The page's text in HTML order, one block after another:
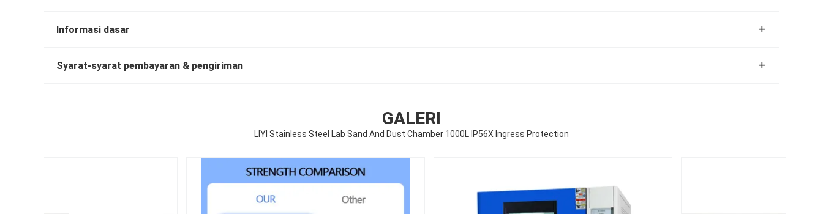
Informasi dasar
Syarat-syarat pembayaran & pengiriman
GALERI
LIYI Stainless Steel Lab Sand And Dust Chamber 1000L IP56X Ingress Protection